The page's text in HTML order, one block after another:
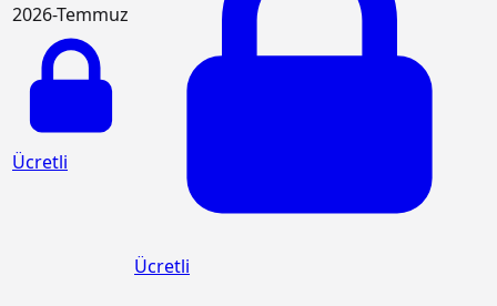
2026-Temmuz
Ücretli
Ücretli